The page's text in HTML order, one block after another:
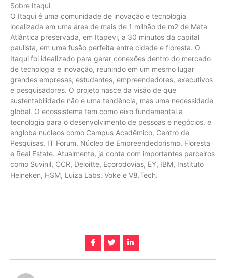
Sobre Itaqui
O Itaqui é uma comunidade de inovação e tecnologia
localizada em uma área de mais de 1 milhão de m2 de Mata
Atlântica preservada, em Itapevi, a 30 minutos da capital
paulista, em uma fusão perfeita entre cidade e floresta. O
Itaqui foi idealizado para gerar conexões dentro do mercado
de tecnologia e inovação, reunindo em um mesmo lugar
grandes empresas, estudantes, empreendedores, executivos
e pesquisadores. O projeto nasce da visão de que
sustentabilidade não é uma tendência, mas uma necessidade
global. O ecossistema tem como eixo fundamental a
tecnologia para o desenvolvimento de pessoas e negócios, e
engloba núcleos como Campus Acadêmico, Centro de
Pesquisas, IT Forum, Núcleo de Empreendedorismo, Floresta
e Real Estate. Atualmente, já conta com importantes parceiros
como Suvinil, CCR, Deloitte, Ecorodovias, EY, IBM, Instituto
Heineken, HSM, Luiza Labs, Voke e V8.Tech.